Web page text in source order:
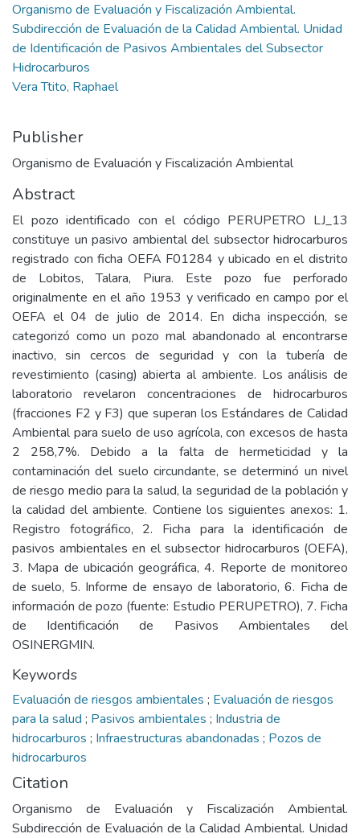
Organismo de Evaluación y Fiscalización Ambiental.
Subdirección de Evaluación de la Calidad Ambiental. Unidad
de Identificación de Pasivos Ambientales del Subsector
Hidrocarburos
Vera Ttito, Raphael
Publisher
Organismo de Evaluación y Fiscalización Ambiental
Abstract
El pozo identificado con el código PERUPETRO LJ_13
constituye un pasivo ambiental del subsector hidrocarburos
registrado con ficha OEFA F01284 y ubicado en el distrito
de Lobitos, Talara, Piura. Este pozo fue perforado
originalmente en el año 1953 y verificado en campo por el
OEFA el 04 de julio de 2014. En dicha inspección, se
categorizó como un pozo mal abandonado al encontrarse
inactivo, sin cercos de seguridad y con la tubería de
revestimiento (casing) abierta al ambiente. Los análisis de
laboratorio revelaron concentraciones de hidrocarburos
(fracciones F2 y F3) que superan los Estándares de Calidad
Ambiental para suelo de uso agrícola, con excesos de hasta
2 258,7%. Debido a la falta de hermeticidad y la
contaminación del suelo circundante, se determinó un nivel
de riesgo medio para la salud, la seguridad de la población y
la calidad del ambiente. Contiene los siguientes anexos: 1.
Registro fotográfico, 2. Ficha para la identificación de
pasivos ambientales en el subsector hidrocarburos (OEFA),
3. Mapa de ubicación geográfica, 4. Reporte de monitoreo
de suelo, 5. Informe de ensayo de laboratorio, 6. Ficha de
información de pozo (fuente: Estudio PERUPETRO), 7. Ficha
de Identificación de Pasivos Ambientales del
OSINERGMIN.
Keywords
Evaluación de riesgos ambientales ; Evaluación de riesgos
para la salud ; Pasivos ambientales ; Industria de
hidrocarburos ; Infraestructuras abandonadas ; Pozos de
hidrocarburos
Citation
Organismo de Evaluación y Fiscalización Ambiental.
Subdirección de Evaluación de la Calidad Ambiental. Unidad